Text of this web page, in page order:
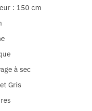
: 150 cm
à sec
Gris